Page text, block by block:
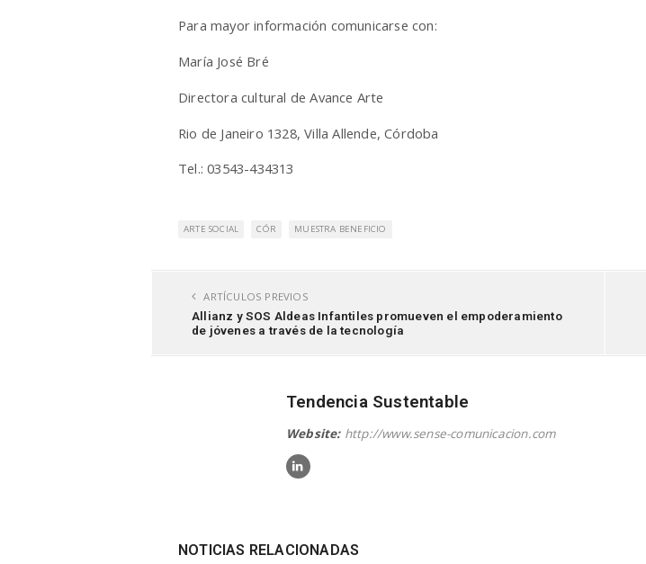
Para mayor información comunicarse con:
María José Bré
Directora cultural de Avance Arte
Rio de Janeiro 1328, Villa Allende, Córdoba
Tel.: 03543-434313
ARTE SOCIAL CÓR MUESTRA BENEFICIO
ARTÍCULOS PREVIOS
Allianz y SOS Aldeas Infantiles promueven el empoderamiento
de jóvenes a través de la tecnología
Tendencia Sustentable
Website: http://www.sense-comunicacion.com
NOTICIAS RELACIONADAS